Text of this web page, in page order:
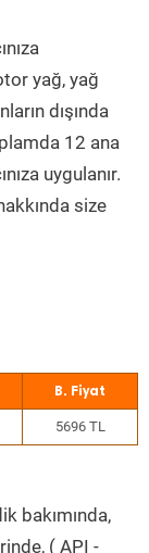
yağ, yağ
dışında
12 ana
uygulanır.
size
5696 TL
bakımında,
( API -